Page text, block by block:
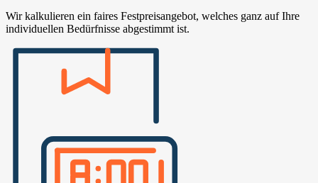
Wir kalkulieren ein faires Festpreisangebot, welches ganz auf Ihre
individuellen Bedürfnisse abgestimmt ist.